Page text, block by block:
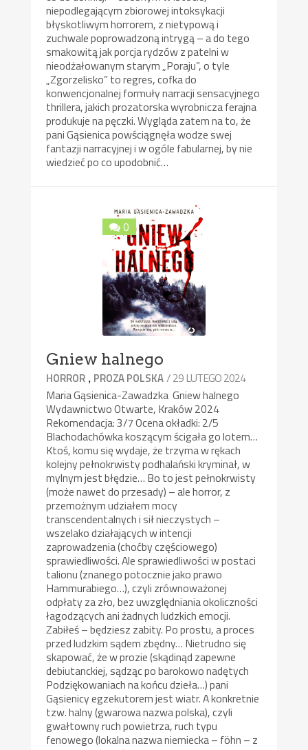
niepodlegającym zbiorowej intoksykacji
błyskotliwym horrorem, z nietypową i
zuchwale poprowadzoną intrygą – a do tego
smakowitą jak porcja rydzów z patelni w
nieodżałowanym starym „Poraju”, o tyle
„Zgorzelisko” to regres, cofka do
konwencjonalnej formuły narracji sensacyjnego
thrillera, jakich prozatorska wyrobnicza ferajna
produkuje na pęczki. Wygląda zatem na to, że
pani Gąsienica powściągnęła wodze swej
fantazji narracyjnej i w ogóle fabularnej, by nie
wiedzieć po co upodobnić…
0
Gniew halnego
HORROR , PROZA POLSKA/ 29 LUTEGO 2024
Maria Gąsienica-Zawadzka Gniew halnego
Wydawnictwo Otwarte, Kraków 2024
Rekomendacja: 3/7 Ocena okładki: 2/5
Blachodachówka koszącym ścigała go lotem…
Ktoś, komu się wydaje, że trzyma w rękach
kolejny pełnokrwisty podhalański kryminał, w
mylnym jest błędzie… Bo to jest pełnokrwisty
(może nawet do przesady) – ale horror, z
przemożnym udziałem mocy
transcendentalnych i sił nieczystych –
wszelako działających w intencji
zaprowadzenia (choćby częściowego)
sprawiedliwości. Ale sprawiedliwości w postaci
talionu (znanego potocznie jako prawo
Hammurabiego…), czyli zrównoważonej
odpłaty za zło, bez uwzględniania okoliczności
łagodzących ani żadnych ludzkich emocji.
Zabiłeś – będziesz zabity. Po prostu, a proces
przed ludzkim sądem zbędny… Nietrudno się
skapować, że w prozie (skądinąd zapewne
debiutanckiej, sądząc po barokowo nadętych
Podziękowaniach na końcu dzieła…) pani
Gąsienicy egzekutorem jest wiatr. A konkretnie
tzw. halny (gwarowa nazwa polska), czyli
gwałtowny ruch powietrza, ruch typu
fenowego (lokalna nazwa niemiecka – föhn – z